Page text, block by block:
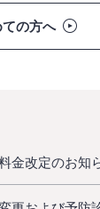
の方へ
金改定のお知